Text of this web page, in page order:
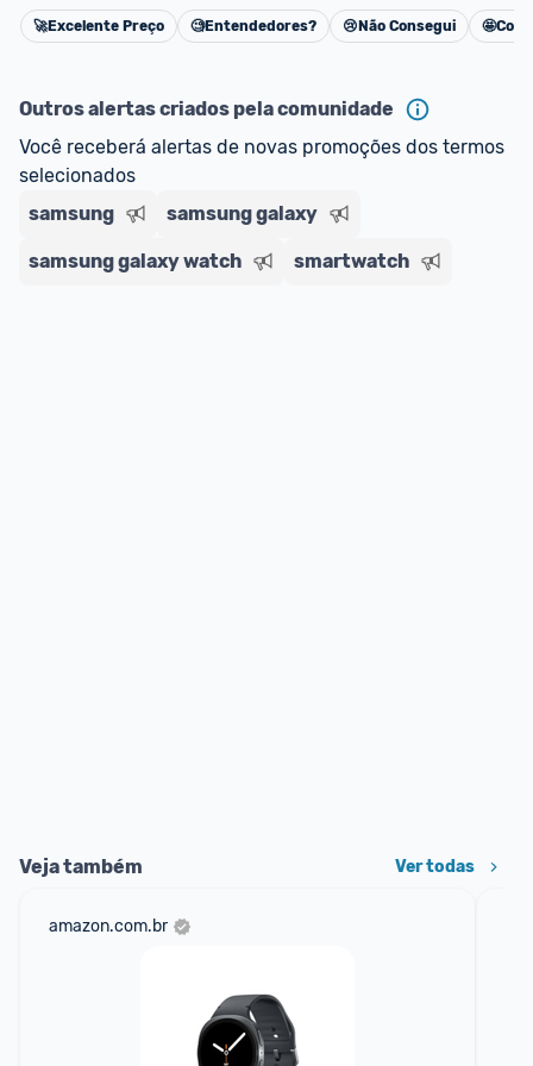
oferta do Promobit, ou de um vendedor Oficial
E lembre-se: você sempre pode contar ajuda da
comunidade para tirar dúvidas ou acionar os
nossos Admins marcando
comentário ou através do
Fale com o Promobit.
Cancelar
🚀Excelente Preço 🧐Entendedores? 😢 Não Consegui 🤩
Outros alertas criados pela comunidade
Você receberá alertas de novas promoções dos termos
selecionados
samsung
samsung galaxy
samsung galaxy watch smartwatch
Veja também Ver todas
amazon.com.br